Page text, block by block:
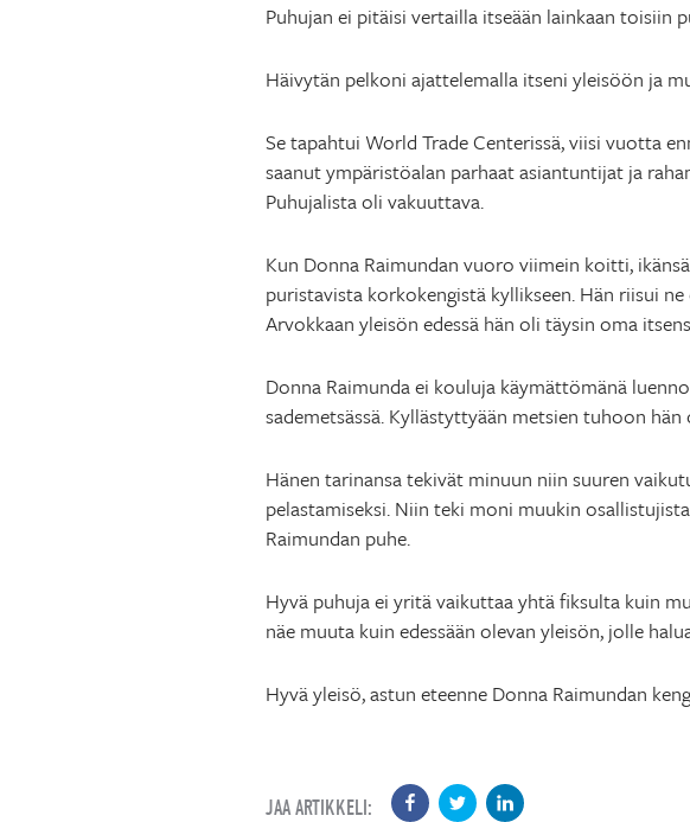
Puhujan ei pitäisi vertailla itseään lainkaan toisiin
Häivytän pelkoni ajattelemalla itseni yleisöön ja
Se tapahtui World Trade Centerissä, viisi vuotta
saanut ympäristöalan parhaat asiantuntijat ja
Puhujalista oli vakuuttava.
Kun Donna Raimundan vuoro viimein koitti,
puristavista korkokengistä kyllikseen. Hän riisui
Arvokkaan yleisön edessä hän oli täysin oma
Donna Raimunda ei kouluja käymättömänä
sademetsässä. Kyllästyttyään metsien tuhoon
Hänen tarinansa tekivät minuun niin suuren
pelastamiseksi. Niin teki moni muukin
Raimundan puhe.
Hyvä puhuja ei yritä vaikuttaa yhtä fiksulta kuin
näe muuta kuin edessään olevan yleisön, jolle
Hyvä yleisö, astun eteenne Donna Raimundan
JAA ARTIKKELI: